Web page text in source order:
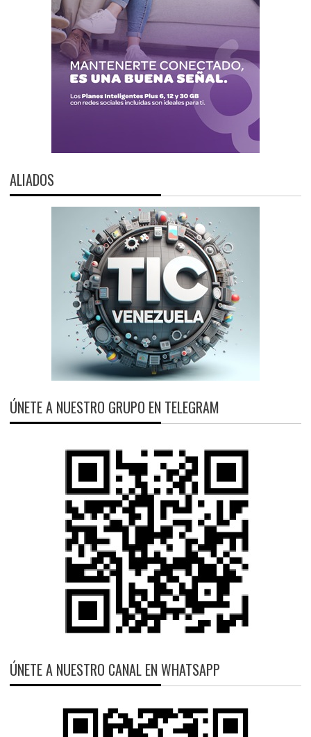
ALIADOS
ÚNETE A NUESTRO GRUPO EN TELEGRAM
ÚNETE A NUESTRO CANAL EN WHATSAPP